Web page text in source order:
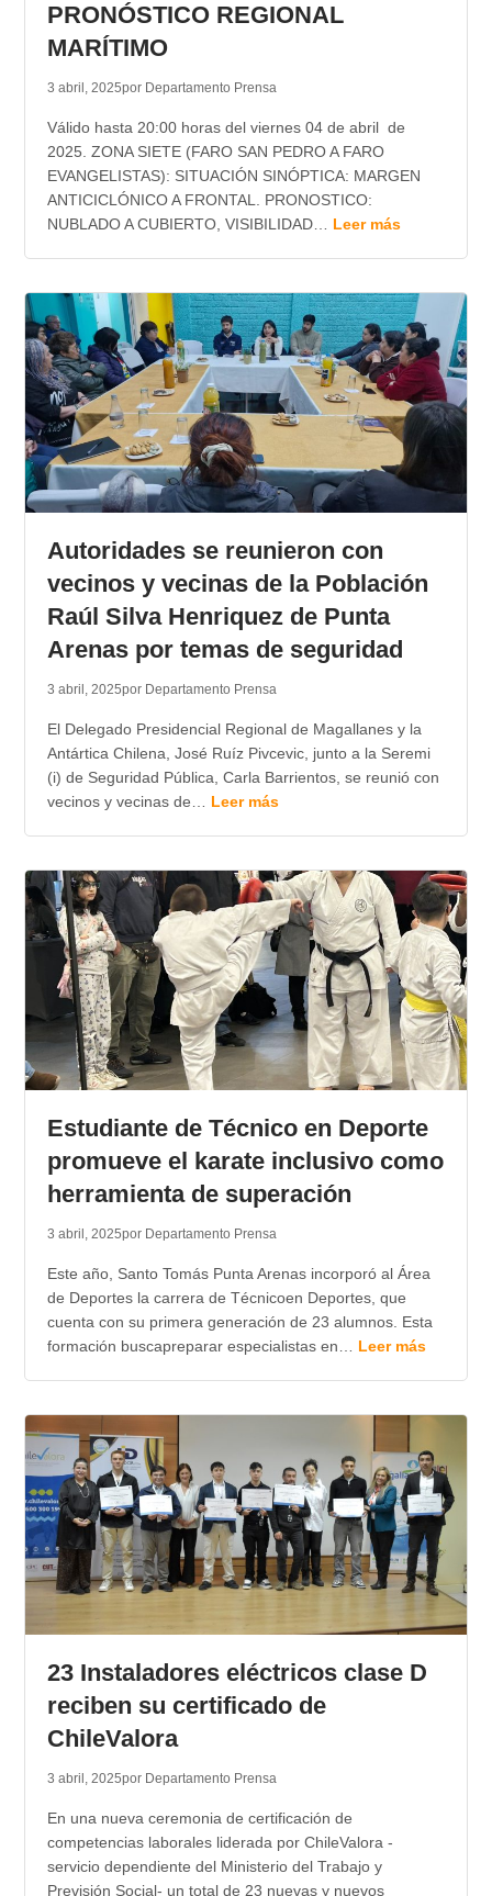
PRONÓSTICO REGIONAL
MARÍTIMO
3 abril, 2025por Departamento Prensa
Válido hasta 20:00 horas del viernes 04 de abril de
2025. ZONA SIETE (FARO SAN PEDRO A FARO
EVANGELISTAS): SITUACIÓN SINÓPTICA: MARGEN
ANTICICLÓNICO A FRONTAL. PRONOSTICO:
NUBLADO A CUBIERTO, VISIBILIDAD… Leer más
Autoridades se reunieron con
vecinos y vecinas de la Población
Raúl Silva Henriquez de Punta
Arenas por temas de seguridad
3 abril, 2025por Departamento Prensa
El Delegado Presidencial Regional de Magallanes y la
Antártica Chilena, José Ruíz Pivcevic, junto a la Seremi
(i) de Seguridad Pública, Carla Barrientos, se reunió con
vecinos y vecinas de… Leer más
Estudiante de Técnico en Deporte
promueve el karate inclusivo como
herramienta de superación
3 abril, 2025por Departamento Prensa
Este año, Santo Tomás Punta Arenas incorporó al Área
de Deportes la carrera de Técnicoen Deportes, que
cuenta con su primera generación de 23 alumnos. Esta
formación buscapreparar especialistas en… Leer más
23 Instaladores eléctricos clase D
reciben su certificado de
ChileValora
3 abril, 2025por Departamento Prensa
En una nueva ceremonia de certificación de
competencias laborales liderada por ChileValora -
servicio dependiente del Ministerio del Trabajo y
Previsión Social- un total de 23 nuevas y nuevos